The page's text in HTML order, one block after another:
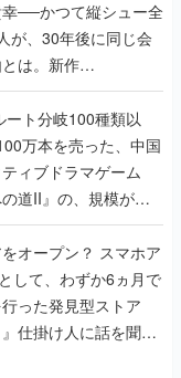
──かつて縦シュー全
が、30年後に同じ会
は。新作
』で初タッグを組
訊く開発秘話
ト分岐100種類以
万本を売った、中国
ィブドラマゲーム
道II』の、規模が違
ーサーに聞いた
ン？ スマホア
して、わずか6ヵ月で
った発見型ストア
仕掛け人に話を聞い